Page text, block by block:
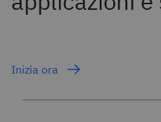
Inizia ora